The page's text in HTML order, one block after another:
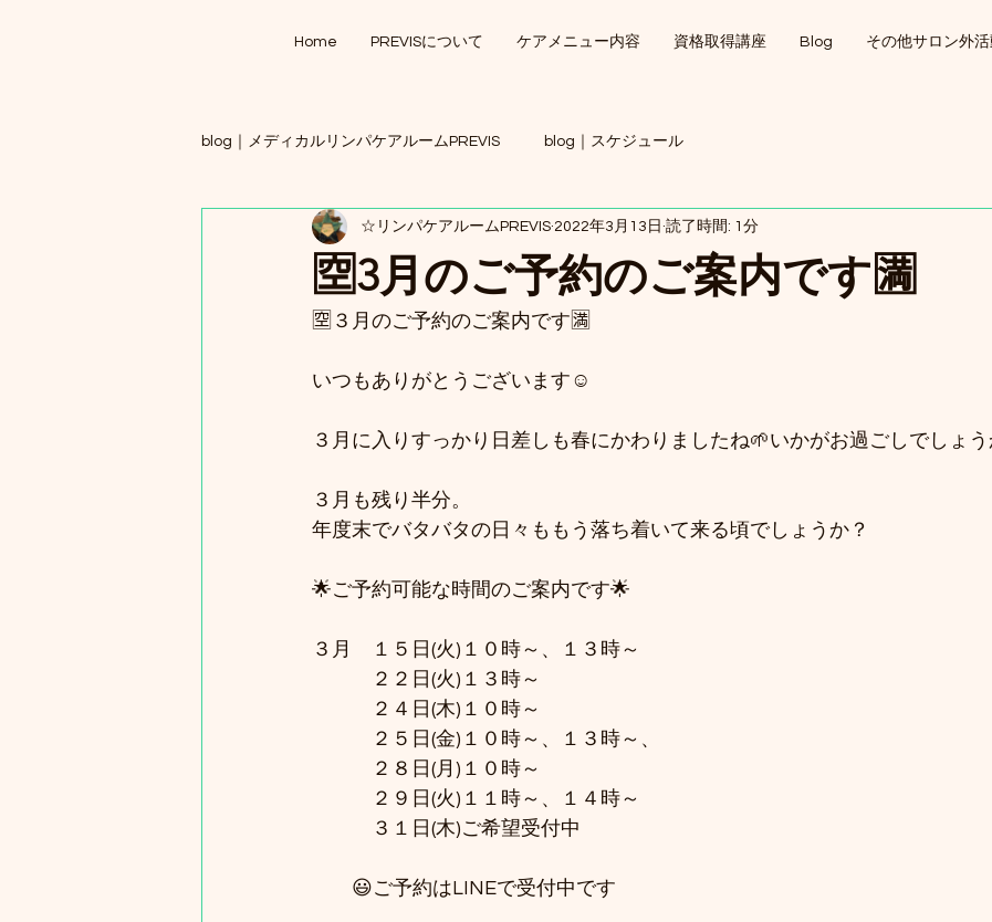
Home PREVISについて ケアメニュー内容 資格取得講座 Blog その他サロン外活
blog｜メディカルリンパケアルームPREVIS blog｜スケジュール
🈳3月のご予約のご案内です🈵
☆リンパケアルームPREVIS 2022年3月13日 読了時間: 1分
🈳️３月のご予約のご案内です🈵️
いつもありがとうございます☺️
３月に入りすっかり日差しも春にかわりましたね🌱いかがお過ごしでしょう
３月も残り半分。
年度末でバタバタの日々ももう落ち着いて来る頃でしょうか？
🌟ご予約可能な時間のご案内です🌟
３月　１５日(火)１０時～、１３時～
２２日(火)１３時～
２４日(木)１０時～
２５日(金)１０時～、１３時～、
２８日(月)１０時～
２９日(火)１１時～、１４時～
３１日(木)ご希望受付中
😃ご予約はLINEで受付中です